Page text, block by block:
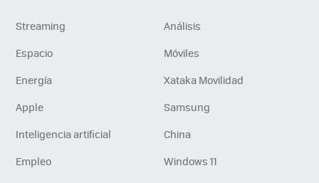
Streaming
Análisis
Espacio
Móviles
Energía
Xataka Movilidad
Apple
Samsung
Inteligencia artificial
China
Empleo
Windows 11